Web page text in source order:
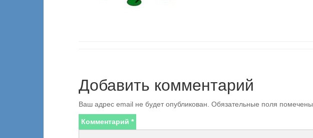
Добавить комментарий
Ваш адрес email не будет опубликован. Обязательные поля помечены
Комментарий *